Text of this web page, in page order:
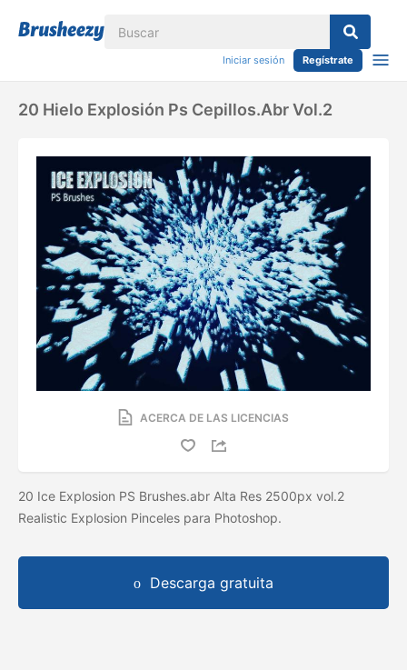
Iniciar sesión Regístrate
20 Hielo Explosión Ps Cepillos.abr Vol.2
ACERCA DE LAS LICENCIAS
20 Ice Explosion PS Brushes.abr Alta Res 2500px vol.2
Realistic Explosion Pinceles para Photoshop.
Descarga gratuita